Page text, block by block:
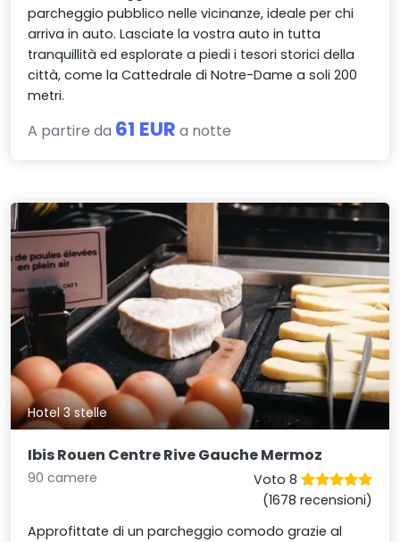
parcheggio pubblico nelle vicinanze, ideale per chi
arriva in auto. Lasciate la vostra auto in tutta
tranquillità ed esplorate a piedi i tesori storici della
città, come la Cattedrale di Notre-Dame a soli 200
metri.
A partire da 61 EUR a notte
Hotel 3 stelle
Ibis Rouen Centre Rive Gauche Mermoz
90 camere
Voto 8
(1678 recensioni)
Approfittate di un parcheggio comodo grazie al